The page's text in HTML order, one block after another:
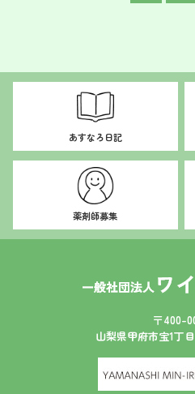
あすなろ日記
薬剤師募集
〒400-
山梨県甲府市宝1丁